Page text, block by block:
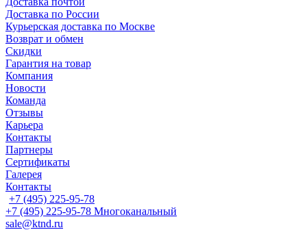
Доставка по России
Курьерская доставка по Москве
Возврат и обмен
Скидки
Гарантия на товар
Компания
Новости
Команда
Отзывы
Карьера
Контакты
Партнеры
Сертификаты
Галерея
Контакты
+7 (495) 225-95-78
+7 (495) 225-95-78 Многоканальный
sale@ktnd.ru